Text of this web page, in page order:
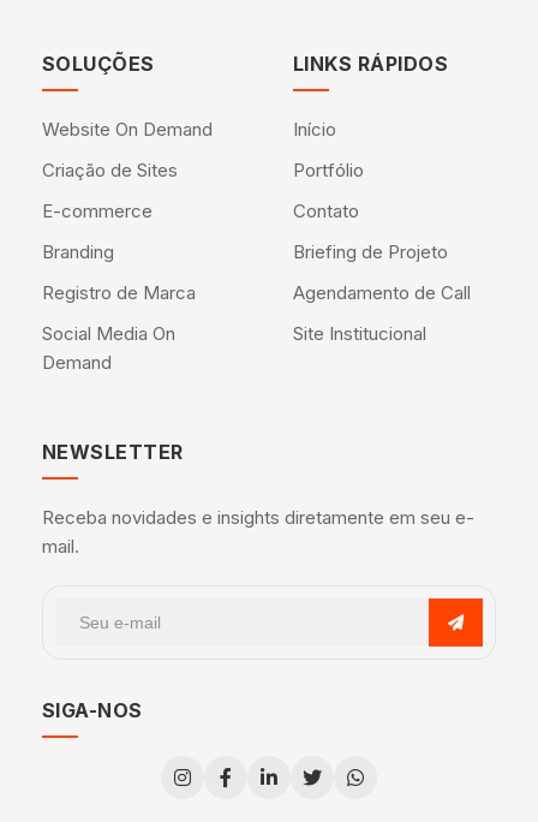
SOLUÇÕES
Website On Demand
Criação de Sites
E-commerce
Branding
Registro de Marca
Social Media On
Demand
LINKS RÁPIDOS
Início
Portfólio
Contato
Briefing de Projeto
Agendamento de Call
Site Institucional
NEWSLETTER
Receba novidades e insights diretamente em seu e-
mail.
SIGA-NOS